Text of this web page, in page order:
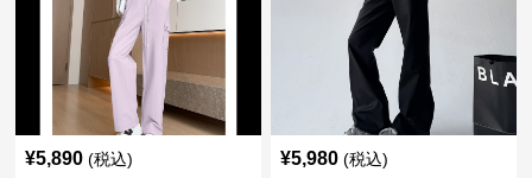
¥5,890 (税込) ¥5,980 (税込)